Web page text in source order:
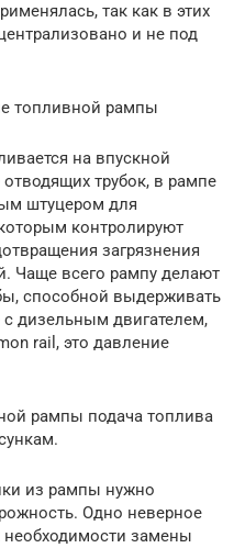
так как в этих
и не под
топливной рампы
на впускной
трубок, в рампе
штуцером для
контролируют
загрязнения
Чаще всего рампу делают
способной выдерживать
дизельным двигателем,
rail, это давление
рампы подача топлива
из рампы нужно
Одно неверное
замены